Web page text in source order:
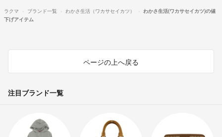
ラクマ ブランド一覧 わかさ生活（ワカサセイカツ）
わかさ生活(ワカサセイカツ)の値
下げアイテム
ページの上へ戻る
注目ブランド一覧